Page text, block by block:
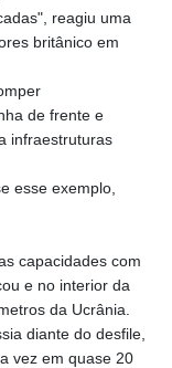
reagiu uma
britânico em
de frente e
infraestruturas
esse exemplo,
capacidades com
e no interior da
da Ucrânia.
diante do desfile,
vez em quase 20